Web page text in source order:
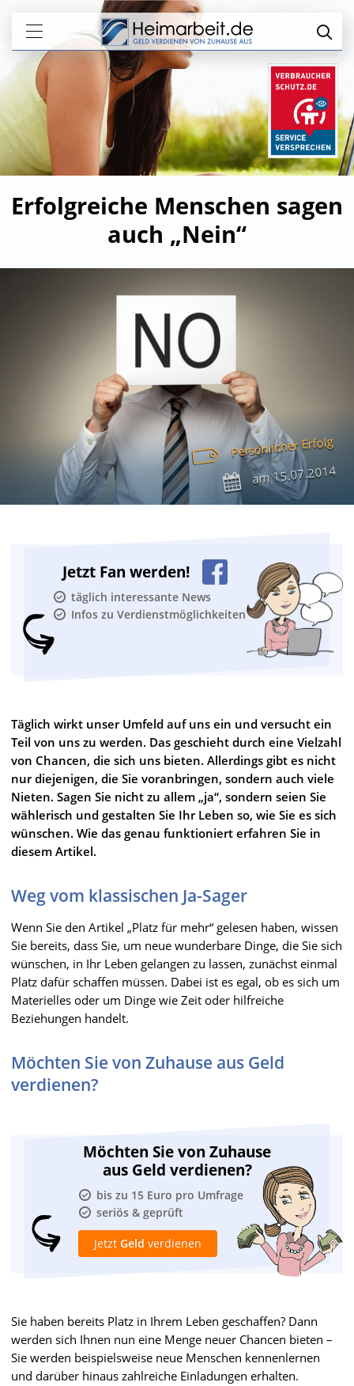
Erfolgreiche Menschen sagen
auch „Nein“
Persönlicher Erfolg
am15.07.2014
Jetzt Fan werden!
täglich interessante News
Infos zu Verdienstmöglichkeiten
Täglich wirkt unser Umfeld auf uns ein und versucht ein
Teil von uns zu werden. Das geschieht durch eine Vielzahl
von Chancen, die sich uns bieten. Allerdings gibt es nicht
nur diejenigen, die Sie voranbringen, sondern auch viele
Nieten. Sagen Sie nicht zu allem „ja“, sondern seien Sie
wählerisch und gestalten Sie Ihr Leben so, wie Sie es sich
wünschen. Wie das genau funktioniert erfahren Sie in
diesem Artikel.
Weg vom klassischen Ja-Sager
Wenn Sie den Artikel „Platz für mehr“ gelesen haben, wissen
Sie bereits, dass Sie, um neue wunderbare Dinge, die Sie sich
wünschen, in Ihr Leben gelangen zu lassen, zunächst einmal
Platz dafür schaffen müssen. Dabei ist es egal, ob es sich um
Materielles oder um Dinge wie Zeit oder hilfreiche
Beziehungen handelt.
Möchten Sie von Zuhause aus Geld
verdienen?
Möchten Sie von Zuhause
aus Geld verdienen?
bis zu 15 Euro pro Umfrage
seriös & geprüft
Jetzt Geld verdienen
Sie haben bereits Platz in Ihrem Leben geschaffen? Dann
werden sich Ihnen nun eine Menge neuer Chancen bieten –
Sie werden beispielsweise neue Menschen kennenlernen
und darüber hinaus zahlreiche Einladungen erhalten.